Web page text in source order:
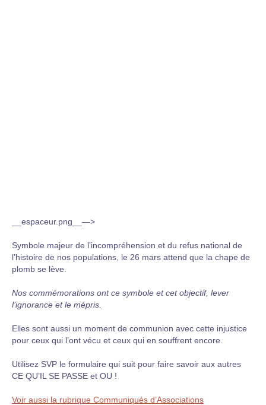
__espaceur.png__—>
Symbole majeur de l’incompréhension et du refus national de
l’histoire de nos populations, le 26 mars attend que la chape de
plomb se lève.
Nos commémorations ont ce symbole et cet objectif, lever
l’ignorance et le mépris.
Elles sont aussi un moment de communion avec cette injustice
pour ceux qui l’ont vécu et ceux qui en souffrent encore.
Utilisez SVP le formulaire qui suit pour faire savoir aux autres
CE QU’IL SE PASSE et OU !
Voir aussi la rubrique Communiqués d’Associations